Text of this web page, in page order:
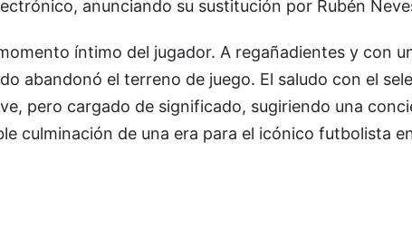
anunciando su sustitución por Rubén
íntimo del jugador. A regañadientes y con
abandonó el terreno de juego. El saludo con el
pero cargado de significado, sugiriendo una
culminación de una era para el icónico futbolista